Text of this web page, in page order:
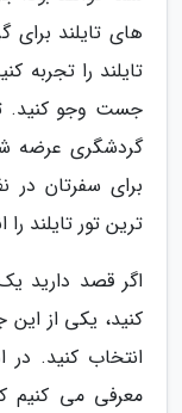
های تایلند
تایلند را تجربه
جست وجو کنید.
گردشگری عرضه
برای سفرتان در
ترین تور تایلند
اگر قصد دارید
کنید، یکی از
انتخاب کنید. در
معرفی می کنیم